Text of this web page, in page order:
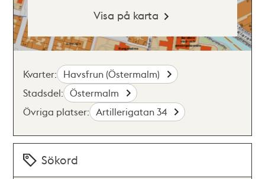
Visa på karta
Kvarter: Havsfrun (Östermalm)
Stadsdel: Östermalm
Övriga platser: Artillerigatan 34
Sökord